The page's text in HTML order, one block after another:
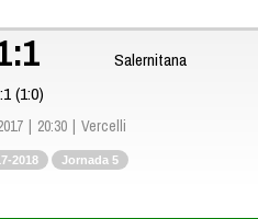
Salernitana
(1:0)
20:30 Vercelli
2018 Jornada 5